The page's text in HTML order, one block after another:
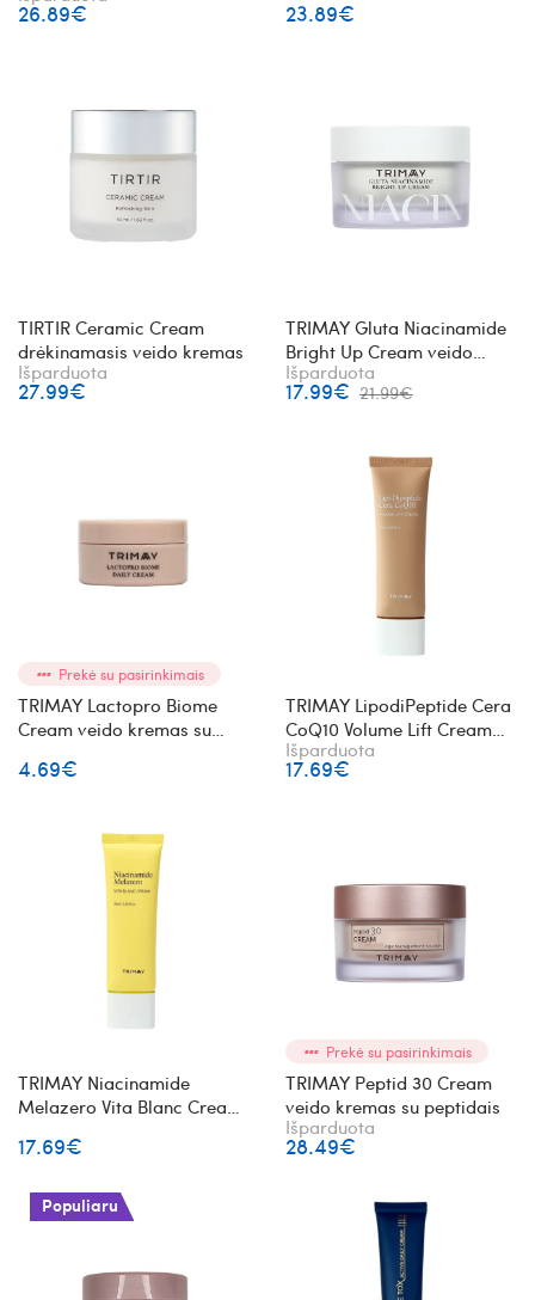
26.89€
juodųjų sojų pupelių
23.89€
TIRTIR Ceramic Cream
drėkinamasis veido kremas
Išparduota
27.99€
TRIMAY Gluta Niacinamide
Bright Up Cream veido
kremas su niacinamidu
Išparduota
17.99€ 21.99€
Prekė su pasirinkimais
TRIMAY Lactopro Biome
Cream veido kremas su
4.69€
TRIMAY LipodiPeptide Cera
CoQ10 Volume Lift Cream
veido kremas su
lipopeptidais
Išparduota
17.69€
TRIMAY Niacinamide
Melazero Vita Blanc Cream
niacinamidu ir šaltalankiais
17.69€
Prekė su pasirinkimais
TRIMAY Peptid 30 Cream
veido kremas su peptidais
Išparduota
28.49€
Populiaru